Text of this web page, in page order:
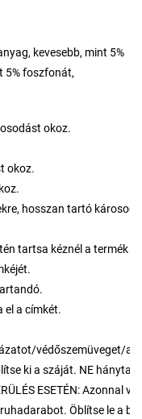
kevesebb, mint 5%
5% foszfonát,
okoz.
okoz.
hosszan tartó
tartsa kéznél a termék
el a címkét.
védőszemüveget/
ki a száját. NE
ESETÉN: Azonnal
Öblítse le a